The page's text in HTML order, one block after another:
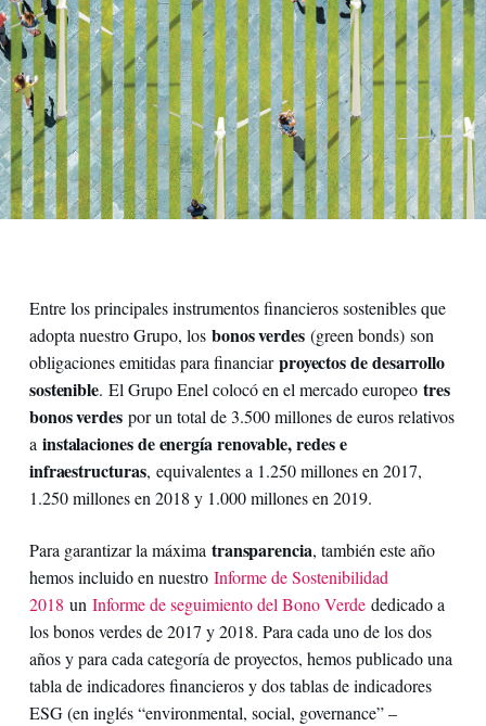
Entre los principales instrumentos financieros sostenibles que
adopta nuestro Grupo, los bonos verdes(green bonds) son
obligaciones emitidas para financiarproyectos de desarrollo
sostenible. El Grupo Enel colocó en el mercado europeotres
bonos verdespor un total de 3.500 millones de euros relativos
a instalaciones de energía renovable, redes e
infraestructuras, equivalentes a 1.250 millones en 2017,
1.250 millones en 2018 y 1.000 millones en 2019.
Para garantizar la máxima transparencia, también este año
hemos incluido en nuestro Informe de Sostenibilidad
2018 un Informe de seguimiento del Bono Verdededicado a
los bonos verdes de 2017 y 2018. Para cada uno de los dos
años y para cada categoría de proyectos, hemos publicado una
tabla de indicadores financieros y dos tablas de indicadores
ESG (en inglés “environmental, social, governance” –